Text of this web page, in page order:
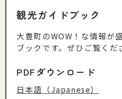
観光ガイドブック
大豊町のWOW！な情報が
ブックです。ぜひご覧くだ
PDFダウンロード
日本語（Japanese）